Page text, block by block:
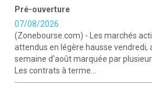
Pré-ouverture
07/08/2026
(Zonebourse.com) - Les marchés
attendus en légère hausse vendredi,
semaine d'août marquée par
Les contrats à terme...